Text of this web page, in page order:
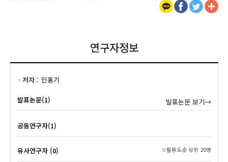
연구자정보
저자 민홍기
발표논문(1) 발표논문 보기→
공동연구자(1)
유사연구자 (0) ※활용도순 상위 20명